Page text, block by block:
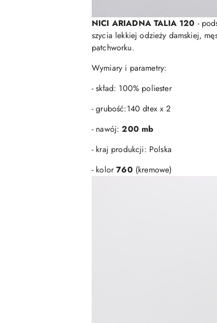
NICI ARIADNA TALIA 120 -
szycia lekkiej odzieży damskiej,
patchworku.
Wymiary i parametry:
- skład: 100% poliester
- grubość:140 dtex x 2
- nawój:200 mb
- kraj produkcji: Polska
- kolor760 (kremowe)